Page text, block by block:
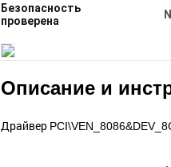
Безопасность
проверена
Описание и
Драйвер